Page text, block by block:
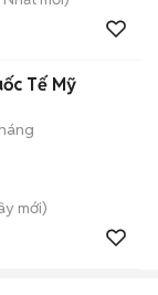
Tế Mỹ
mới)